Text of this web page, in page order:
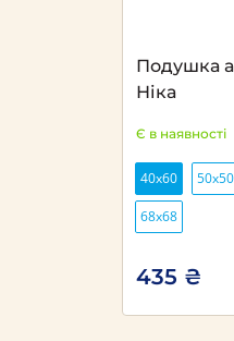
Подушка
Ніка
Є в наявності
40х60 50х50
68х68
435 ₴